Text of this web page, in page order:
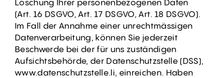
Löschung Ihrer personenbezogenen Daten
(Art. 16 DSGVO, Art. 17 DSGVO, Art. 18 DSGVO).
Im Fall der Annahme einer unrechtmässigen
Datenverarbeitung, können Sie jederzeit
Beschwerde bei der für uns zuständigen
Aufsichtsbehörde, der Datenschutzstelle (DSS),
www.datenschutzstelle.li, einreichen. Haben